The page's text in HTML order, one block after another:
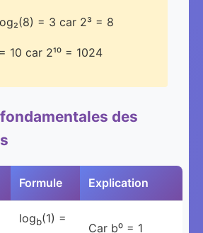
= 3 car 2³ = 8
10 car 2¹⁰ = 1024
des
Formule Explication
logb(1) =
Car b⁰ = 1